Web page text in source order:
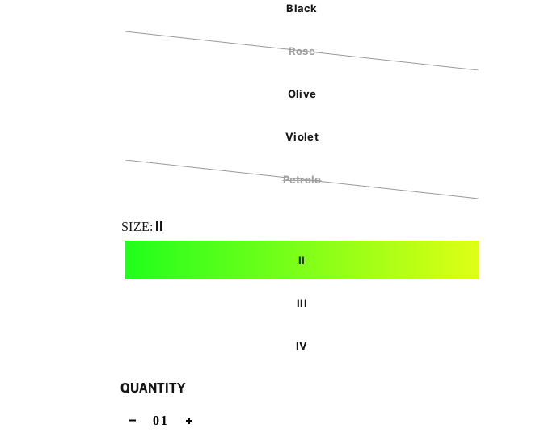
Black
Rose
Olive
Violet
Petrole
SIZE: II
II
III
IV
QUANTITY